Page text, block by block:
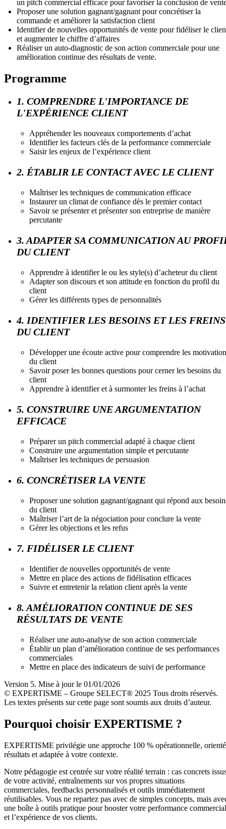
un pitch commercial efficace pour favoriser la conclusion de
Proposer une solution gagnant/gagnant pour concrétiser la
commande et améliorer la satisfaction client
Identifier de nouvelles opportunités de vente pour fidéliser le
et augmenter le chiffre d’affaires
Réaliser un auto-diagnostic de son action commerciale pour une
amélioration continue des résultats de vente.
Programme
1. COMPRENDRE L'IMPORTANCE DE
L'EXPÉRIENCE CLIENT
Appréhender les nouveaux comportements d’achat
Identifier les facteurs clés de la performance commerciale
Saisir les enjeux de l’expérience client
2. ÉTABLIR LE CONTACT AVEC LE CLIENT
Maîtriser les techniques de communication efficace
Instaurer un climat de confiance dès le premier contact
Savoir se présenter et présenter son entreprise de manière
percutante
3. ADAPTER SA COMMUNICATION AU
DU CLIENT
Apprendre à identifier le ou les style(s) d’acheteur du client
Adapter son discours et son attitude en fonction du profil du
client
Gérer les différents types de personnalités
4. IDENTIFIER LES BESOINS ET LES FREINS
DU CLIENT
Développer une écoute active pour comprendre les
du client
Savoir poser les bonnes questions pour cerner les besoins du
client
Apprendre à identifier et à surmonter les freins à l’achat
5. CONSTRUIRE UNE ARGUMENTATION
EFFICACE
Préparer un pitch commercial adapté à chaque client
Construire une argumentation simple et percutante
Maîtriser les techniques de persuasion
6. CONCRÉTISER LA VENTE
Proposer une solution gagnant/gagnant qui répond aux
du client
Maîtriser l’art de la négociation pour conclure la vente
Gérer les objections et les refus
7. FIDÉLISER LE CLIENT
Identifier de nouvelles opportunités de vente
Mettre en place des actions de fidélisation efficaces
Suivre et entretenir la relation client après la vente
8. AMÉLIORATION CONTINUE DE SES
RÉSULTATS DE VENTE
Réaliser une auto-analyse de son action commerciale
Établir un plan d’amélioration continue de ses performances
commerciales
Mettre en place des indicateurs de suivi de performance
Version 5. Mise à jour le 01/01/2026
© EXPERTISME – Groupe SELECT® 2025 Tous droits réservés.
Les textes présents sur cette page sont soumis aux droits d’auteur.
Pourquoi choisir EXPERTISME ?
EXPERTISME privilégie une approche 100 % opérationnelle,
résultats et adaptée à votre contexte.
Notre pédagogie est centrée sur votre réalité terrain : cas concrets
de votre activité, entraînements sur vos propres situations
commerciales, feedbacks personnalisés et outils immédiatement
réutilisables. Vous ne repartez pas avec de simples concepts, mais
une boîte à outils pratique pour booster votre performance
et l’expérience de vos clients.